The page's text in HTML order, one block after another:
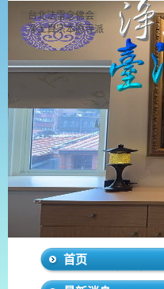
台北法雷念佛会
净土真宗本愿寺派
首页